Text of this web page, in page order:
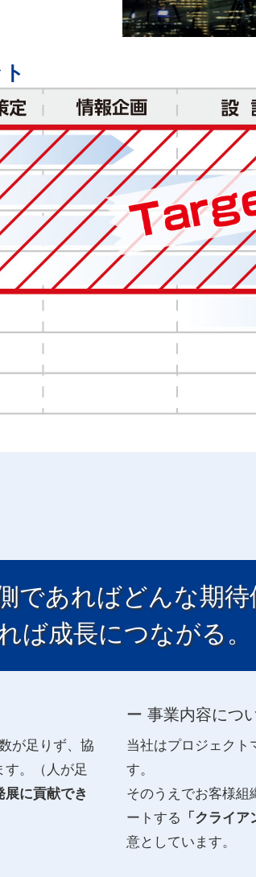
であればどんな期
ば成長につながる。
が足りず、協
す。（人が足
に貢献でき
ー 事業内容につ
当社はプロジェクト
す。
そのうえでお客様組
ートする
「クライ
意としています。